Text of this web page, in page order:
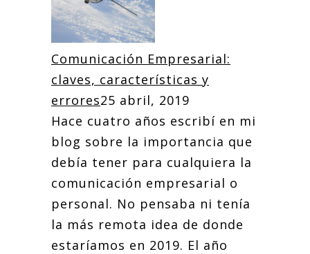
Comunicación Empresarial:
claves, características y
errores25 abril, 2019
Hace cuatro años escribí en mi
blog sobre la importancia que
debía tener para cualquiera la
comunicación empresarial o
personal. No pensaba ni tenía
la más remota idea de donde
estaríamos en 2019. El año